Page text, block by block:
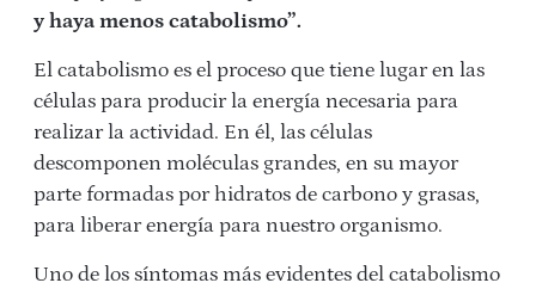
y haya menos catabolismo”.
El catabolismo es el proceso que tiene lugar en las
células para producir la energía necesaria para
realizar la actividad. En él, las células
descomponen moléculas grandes, en su mayor
parte formadas por hidratos de carbono y grasas,
para liberar energía para nuestro organismo.
Uno de los síntomas más evidentes del catabolismo